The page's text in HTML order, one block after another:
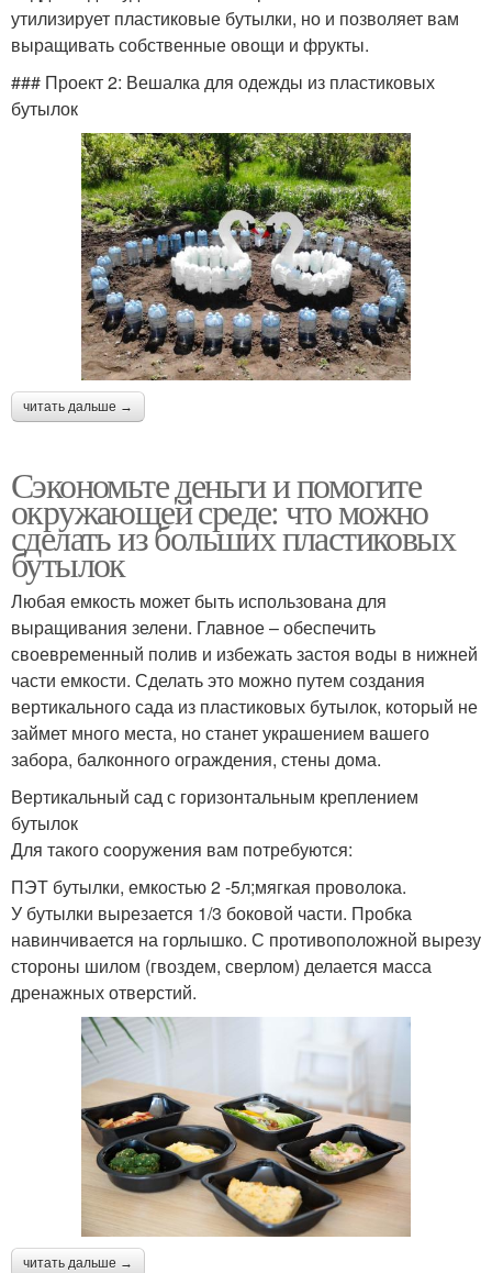
утилизирует пластиковые бутылки, но и позволяет вам
выращивать собственные овощи и фрукты.
### Проект 2: Вешалка для одежды из пластиковых
бутылок
читать дальше →
Сэкономьте деньги и помогите
окружающей среде: что можно
сделать из больших пластиковых
бутылок
Любая емкость может быть использована для
выращивания зелени. Главное – обеспечить
своевременный полив и избежать застоя воды в нижней
части емкости. Сделать это можно путем создания
вертикального сада из пластиковых бутылок, который не
займет много места, но станет украшением вашего
забора, балконного ограждения, стены дома.
Вертикальный сад с горизонтальным креплением
бутылок
Для такого сооружения вам потребуются:
ПЭТ бутылки, емкостью 2 -5л;мягкая проволока.
У бутылки вырезается 1/3 боковой части. Пробка
навинчивается на горлышко. С противоположной вырезу
стороны шилом (гвоздем, сверлом) делается масса
дренажных отверстий.
читать дальше →